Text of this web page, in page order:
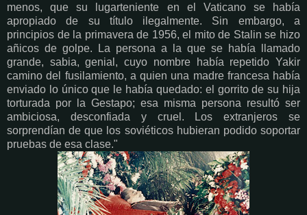
menos, que su lugarteniente en el Vaticano se había
apropiado de su título ilegalmente. Sin embargo, a
principios de la primavera de 1956, el mito de Stalin se hizo
añicos de golpe. La persona a la que se había llamado
grande, sabia, genial, cuyo nombre había repetido Yakir
camino del fusilamiento, a quien una madre francesa había
enviado lo único que le había quedado: el gorrito de su hija
torturada por la Gestapo; esa misma persona resultó ser
ambiciosa, desconfiada y cruel. Los extranjeros se
sorprendían de que los soviéticos hubieran podido soportar
pruebas de esa clase."